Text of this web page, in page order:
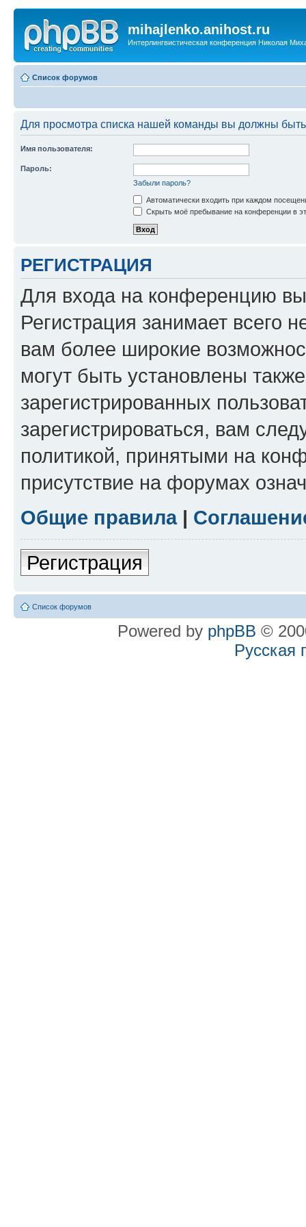
mihajlenko.anihost.ru
Интерлингвистическая конференция Николая
Список форумов
Для просмотра списка нашей команды вы должны
Имя пользователя:
Пароль:
Забыли пароль?
Автоматически входить при каждом
Скрыть моё пребывание на конференции в
РЕГИСТРАЦИЯ
Для входа на конференцию
Регистрация занимает всего
вам более широкие
могут быть установлены
зарегистрированных
зарегистрироваться, вам
политикой, принятыми на
присутствие на форумах
Общие правила|
Регистрация
Список форумов
Powered by phpBB ©
Русская